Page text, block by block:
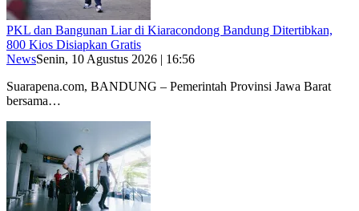
PKL dan Bangunan Liar di Kiaracondong Bandung Ditertibkan,
800 Kios Disiapkan Gratis
NewsSenin, 10 Agustus 2026 | 16:56
Suarapena.com, BANDUNG – Pemerintah Provinsi Jawa Barat
bersama…